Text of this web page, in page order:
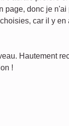
donc je
car il y
Hautement
!